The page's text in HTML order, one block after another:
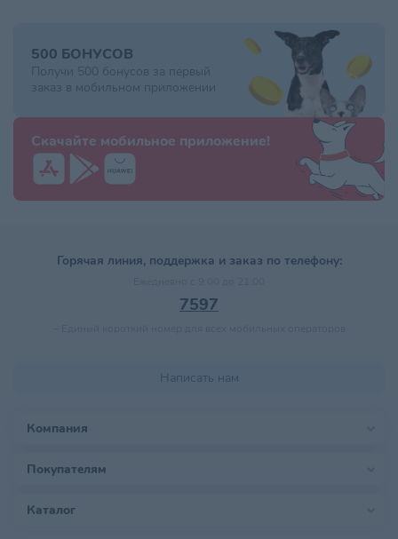
500 БОНУСОВ
Получи 500 бонусов за первый
заказ в мобильном приложении
Скачайте мобильное приложение!
Горячая линия, поддержка и заказ по телефону:
7597
Написать нам
Компания
Покупателям
Каталог